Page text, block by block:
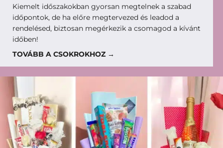
Kiemelt időszakokban gyorsan megtelnek a szabad
időpontok, de ha előre megtervezed és leadod a
rendelésed, biztosan megérkezik a csomagod a kívánt
időben!
TOVÁBB A CSOKROKHOZ →